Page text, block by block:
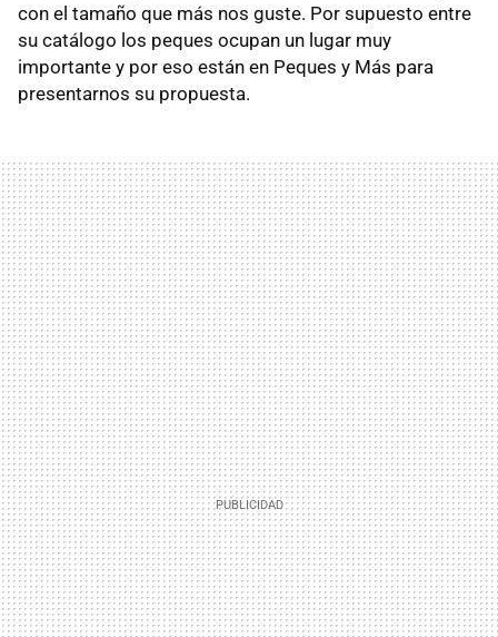
con el tamaño que más nos guste. Por supuesto entre
su catálogo los peques ocupan un lugar muy
importante y por eso están en Peques y Más para
presentarnos su propuesta.